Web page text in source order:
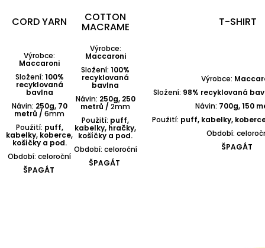
CORD YARN COTTON
MACRAME T-SHIRT
Výrobce:
Maccaroni
Složení: 100%
recyklovaná
bavlna
Návin: 250g, 70
metrů / 6mm
Použití: puff,
kabelky, koberce,
košíčky a pod.
Období: celoroční
ŠPAGÁT
Výrobce:
Maccaroni
Složení: 100%
recyklovaná
bavlna
Návin: 250g, 250
metrů / 2mm
Použití: puff,
kabelky, hračky,
košíčky a pod.
Období: celoroční
ŠPAGÁT
Výrobce:
Složení: 98% recyklovaná
Návin: 700g, 150
Použití: puff, kabelky,
Období:
ŠPAGÁT